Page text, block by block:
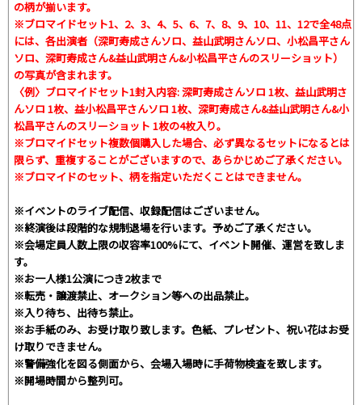
の柄が揃います。
※ブロマイドセット1、2、3、4、5、6、7、8、9、10、11、12で全48点
には、各出演者（深町寿成さんソロ、益山武明さんソロ、小松昌平さん
ソロ、深町寿成さん&益山武明さん&小松昌平さんのスリーショット）
の写真が含まれます。
〈例〉ブロマイドセット1封入内容: 深町寿成さんソロ 1枚、益山武明さ
んソロ 1枚、益小松昌平さんソロ 1枚、深町寿成さん&益山武明さん&小
松昌平さんのスリーショット 1枚の4枚入り。
※ブロマイドセット複数個購入した場合、必ず異なるセットになるとは
限らず、重複することがございますので、あらかじめご了承ください。
※ブロマイドのセット、柄を指定いただくことはできません。
※イベントのライブ配信、収録配信はございません。
※終演後は段階的な規制退場を行います。予めご了承ください。
※会場定員人数上限の収容率100%にて、イベント開催、運営を致しま
す。
※お一人様1公演につき2枚まで
※転売・譲渡禁止、オークション等への出品禁止。
※入り待ち、出待ち禁止。
※お手紙のみ、お受け取り致します。色紙、プレゼント、祝い花はお受
け取りできません。
※警備強化を図る側面から、会場入場時に手荷物検査を致します。
※開場時間から整列可。